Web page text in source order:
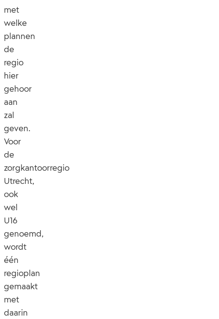
met
welke
plannen
de
regio
hier
gehoor
aan
zal
geven.
Voor
de
zorgkantoorregio
Utrecht,
ook
wel
U16
genoemd,
wordt
één
regioplan
gemaakt
met
daarin